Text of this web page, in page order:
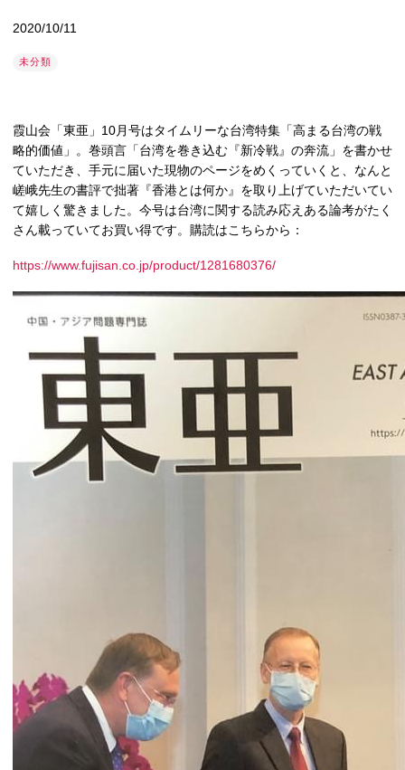
2020/10/11
未分類
霞山会「東亜」10月号はタイムリーな台湾特集「高まる台湾の戦
略的価値」。巻頭言「台湾を巻き込む『新冷戦』の奔流」を書かせ
ていただき、手元に届いた現物のページをめくっていくと、なんと
嵯峨先生の書評で拙著『香港とは何か』を取り上げていただいてい
て嬉しく驚きました。今号は台湾に関する読み応えある論考がたく
さん載っていてお買い得です。購読はこちらから：
https://www.fujisan.co.jp/product/1281680376/